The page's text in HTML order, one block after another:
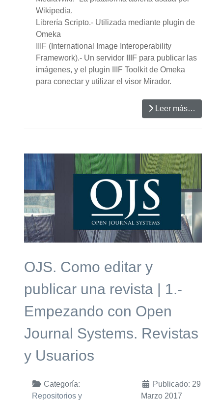
Wikipedia.
Librería Scripto.- Utilizada mediante plugin de
Omeka
IIIF (International Image Interoperability
Framework).- Un servidor IIIF para publicar las
imágenes, y el plugin IIIF Toolkit de Omeka
para conectar y utilizar el visor Mirador.
Leer más…
OJS. Como editar y
publicar una revista | 1.-
Empezando con Open
Journal Systems. Revistas
y Usuarios
Categoría:
Repositorios y
Publicado: 29
Marzo 2017